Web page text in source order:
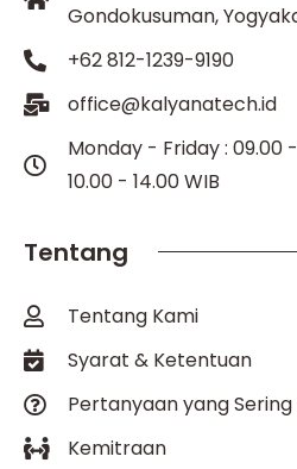
Gondokusuman,
+62 812-1239-9190
office@kalyanatech.id
Monday - Friday : 09.00
10.00 - 14.00 WIB
Tentang
Tentang Kami
Syarat & Ketentuan
Pertanyaan yang Sering
Kemitraan